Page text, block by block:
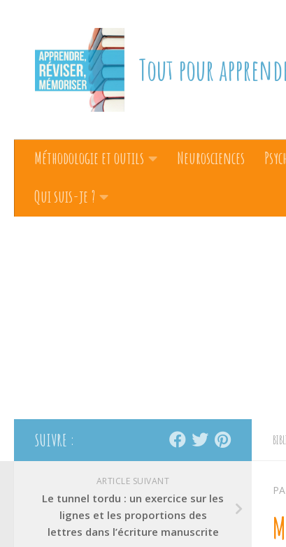
Tout pour
Méthodologie et outils Neurosciences
Qui suis-je ?
SUIVRE :
ARTICLE SUIVANT
Le tunnel tordu : un exercice sur les
lignes et les proportions des
lettres dans l’écriture manuscrite